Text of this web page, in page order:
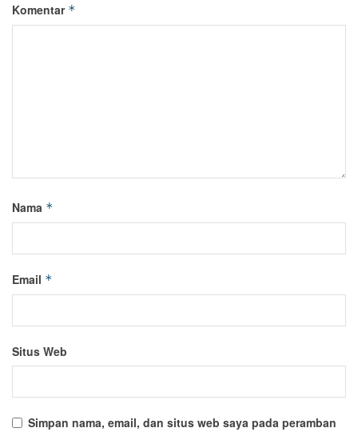
Komentar *
Nama *
Email *
Situs Web
Simpan nama, email, dan situs web saya pada peramban